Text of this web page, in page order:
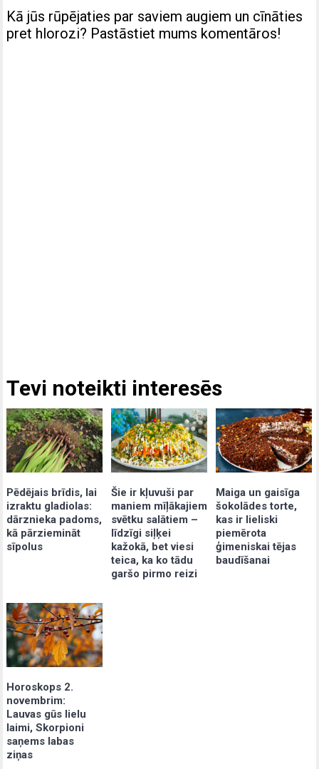
Kā jūs rūpējaties par saviem augiem un cīnāties
pret hlorozi? Pastāstiet mums komentāros!
Tevi noteikti interesēs
Pēdējais brīdis, lai
izraktu gladiolas:
dārznieka padoms,
kā pārziemināt
sīpolus
Šie ir kļuvuši par
maniem mīļākajiem
svētku salātiem –
līdzīgi siļķei
kažokā, bet viesi
teica, ka ko tādu
garšo pirmo reizi
Maiga un gaisīga
šokolādes torte,
kas ir lieliski
piemērota
ģimeniskai tējas
baudīšanai
Horoskops 2.
novembrim:
Lauvas gūs lielu
laimi, Skorpioni
saņems labas
ziņas